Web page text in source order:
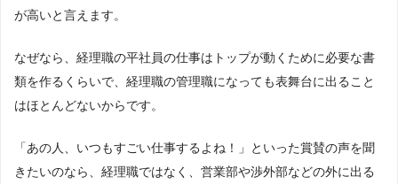
が高いと言えます。
なぜなら、経理職の平社員の仕事はトップが動くために必要な書
類を作るくらいで、経理職の管理職になっても表舞台に出ること
はほとんどないからです。
「あの人、いつもすごい仕事するよね！」といった賞賛の声を聞
きたいのなら、経理職ではなく、営業部や渉外部などの外に出る